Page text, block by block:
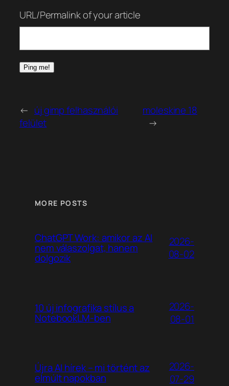
URL/Permalink of your article
← új gimp felhasználói
felület
moleskine 18
→
MORE POSTS
ChatGPT Work: amikor az AI
nem válaszolgat, hanem
dolgozik
2026-
08-02
10 új infografika stílus a
NotebookLM-ben
2026-
08-01
Újra AI hírek – mi történt az
elmúlt napokban
2026-
07-29